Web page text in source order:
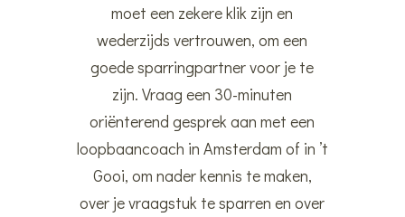
moet een zekere klik zijn en
wederzijds vertrouwen, om een
goede sparringpartner voor je te
zijn. Vraag een 30-minuten
oriënterend gesprek aan met een
loopbaancoach in Amsterdam of in ’t
Gooi, om nader kennis te maken,
over je vraagstuk te sparren en over